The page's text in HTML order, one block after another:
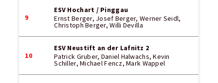
9
ESV Hochart / Pinggau
Ernst Berger, Josef Berger, Werner Seidl,
Christoph Berger, Willi Devilla
10
ESV Neustift an der Lafnitz 2
Patrick Gruber, Daniel Halwachs, Kevin
Schiller, Michael Fencz, Mark Wappel